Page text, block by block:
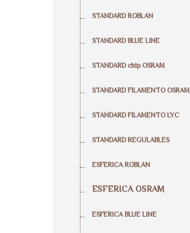
STANDARD ROBLAN
STANDARD BLUE LINE
STANDARD chip OSRAM
STANDARD FILAMENTO OSRAM
STANDARD FILAMENTO LYC
STANDARD REGULABLES
ESFERICA ROBLAN
ESFERICA OSRAM
ESFERICA BLUE LINE